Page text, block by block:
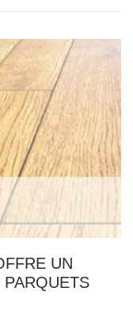
UN